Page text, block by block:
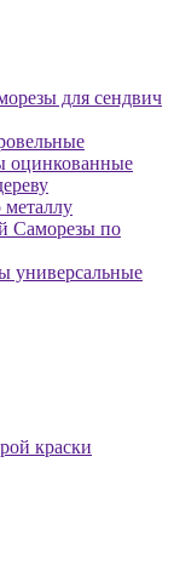
для сендвич
оцинкованные
Саморезы по
универсальные
краски